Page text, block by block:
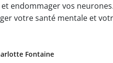
endommager vos
votre santé mentale et
Fontaine